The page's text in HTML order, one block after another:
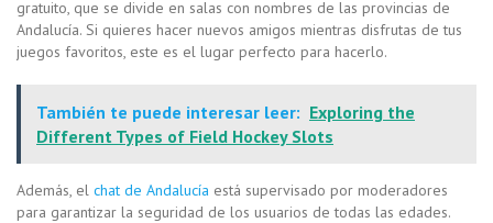
gratuito, que se divide en salas con nombres de las provincias de
Andalucía. Si quieres hacer nuevos amigos mientras disfrutas de tus
juegos favoritos, este es el lugar perfecto para hacerlo.
También te puede interesar leer: Exploring the
Different Types of Field Hockey Slots
Además, el chat de Andalucía está supervisado por moderadores
para garantizar la seguridad de los usuarios de todas las edades.